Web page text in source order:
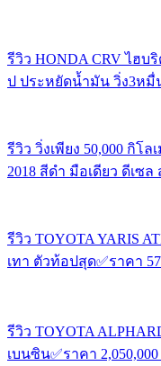
รีวิว HONDA CRV ไฮบ
ป ประหยัดน้ำมัน วิ่ง3หมื่
รีวิว วิ่งเพียง 50,000 กิโล
2018 สีดำ มือเดียว ดีเซ
รีวิว TOYOTA YARIS
เทา ตัวท้อปสุด✅ราคา
รีวิว TOYOTA
เบนซิน✅ราคา